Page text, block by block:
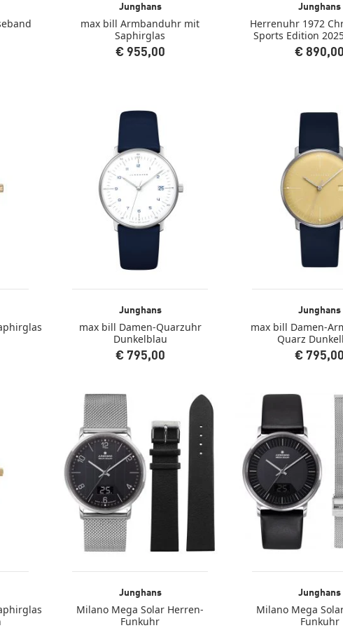
Junghans
max bill Armbanduhr mit
Saphirglas
€ 955,00
Junghans
Herrenuhr 1972
Sports Edition
€ 890,00
Junghans
max bill Damen-Quarzuhr
Dunkelblau
€ 795,00
Junghans
max bill Damen-
Quarz
€ 795,00
Junghans
Milano Mega Solar Herren-
Funkuhr
Junghans
Milano Mega
Funkuhr